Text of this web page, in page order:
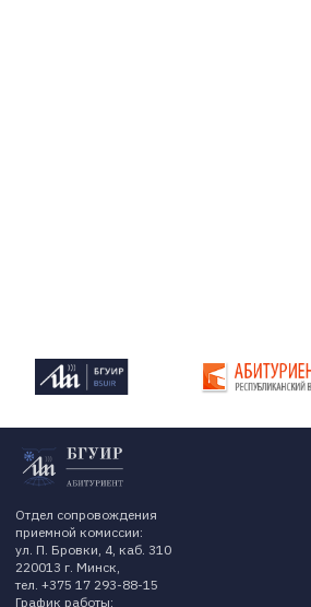
Отдел сопровождения
приемной комиссии:
ул. П. Бровки, 4, каб. 310
220013 г. Минск,
тел. +375 17 293-88-15
График работы: